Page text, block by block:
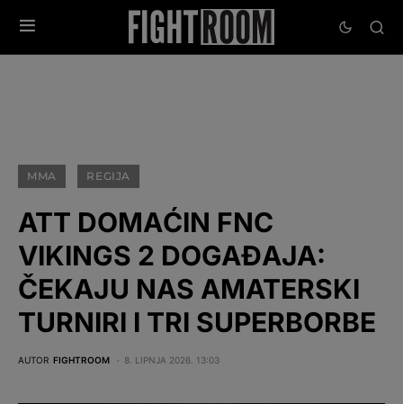
MMA REGIJA
ATT DOMAĆIN FNC
VIKINGS 2 DOGAĐAJA:
ČEKAJU NAS AMATERSKI
TURNIRI I TRI SUPERBORBE
AUTOR FIGHTROOM 8. LIPNJA 2026. 13:03